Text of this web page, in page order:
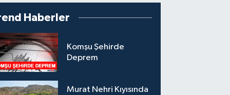
Haberler
Komşu Şehirde
Deprem
Murat Nehri Kıyısında